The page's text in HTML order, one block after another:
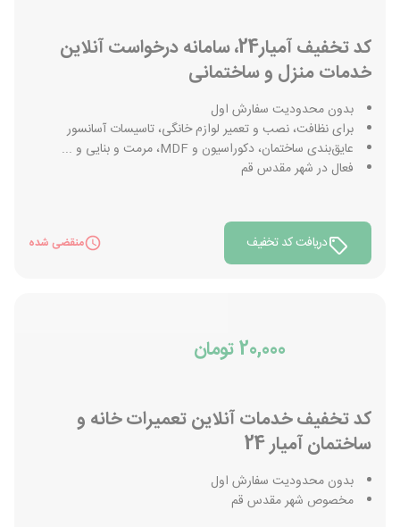
کد تخفیف آمیار24، سامانه درخواست آنلاین
خدمات منزل و ساختمانی
بدون محدودیت سفارش اول
برای نظافت، نصب و تعمیر لوازم خانگی، تاسیسات آسانسور
عایق‌بندی ساختمان، دکوراسیون و MDF، مرمت و بنایی و ...
فعال در شهر مقدس قم
دریافت کد تخفیف منقضی شده
20,000 تومان
کد تخفیف خدمات آنلاین تعمیرات خانه و
ساختمان آمیار 24
بدون محدودیت سفارش اول
مخصوص شهر مقدس قم